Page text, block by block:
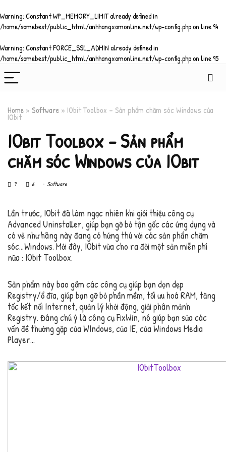
Warning: Constant WP_MEMORY_LIMIT already defined in
/home/somebest/public_html/anhhangxomonline.net/wp-config.phpon line94
Warning: Constant FORCE_SSL_ADMIN already defined in
/home/somebest/public_html/anhhangxomonline.net/wp-config.phpon line95
Home » Software » IObit Toolbox – Sản phẩm chăm sóc Windows của
IObit
IObit Toolbox – Sản phẩm
chăm sóc Windows của IObit
7 6 Software
Lần trước, IObit đã làm ngạc nhiên khi giới thiệu công cụ
Advanced Uninstaller, giúp bạn gỡ bỏ tận gốc các ứng dụng và
có vẻ như hãng này đang có hứng thú với các sản phẩn chăm
sóc…Windows. Mới đây, IObit vừa cho ra đời một sản miễn phí
nữa : IObit Toolbox.
Sản phẩm này bao gồm các công cụ giúp bạn dọn dẹp
Registry/ổ đĩa, giúp bạn gỡ bỏ phần mềm, tối ưu hoá RAM, tăng
tốc kết nối Internet, quản lý khởi động, giải phân mảnh
Registry. Đáng chú ý là công cụ FixWin, nó giúp bạn sửa các
vấn đề thường gặp của WIndows, của IE, của Windows Media
Player…